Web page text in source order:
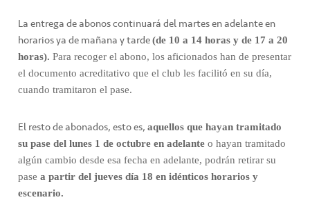
La entrega de abonos continuará del martes en adelante en
horarios ya de mañana y tarde(de 10 a 14 horas y de 17 a 20
horas). Para recoger el abono, los aficionados han de presentar
el documento acreditativo que el club les facilitó en su día,
cuando tramitaron el pase.
El resto de abonados, esto es, aquellos que hayan tramitado
su pase del lunes 1 de octubre en adelante o hayan tramitado
algún cambio desde esa fecha en adelante, podrán retirar su
pase a partir del jueves día 18 en idénticos horarios y
escenario.